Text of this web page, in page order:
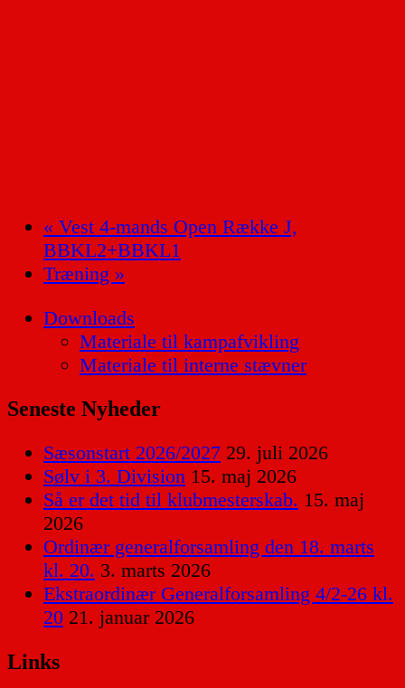
« Vest 4-mands Open Række J,
BBKL2+BBKL1
Træning »
Downloads
Materiale til kampafvikling
Materiale til interne stævner
Seneste Nyheder
Sæsonstart 2026/2027 29. juli 2026
Sølv i 3. Division 15. maj 2026
Så er det tid til klubmesterskab. 15. maj
2026
Ordinær generalforsamling den 18. marts
kl. 20. 3. marts 2026
Ekstraordinær Generalforsamling 4/2-26 kl.
20 21. januar 2026
Links